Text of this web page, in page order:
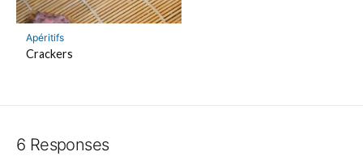
Apéritifs
Crackers
6 Responses